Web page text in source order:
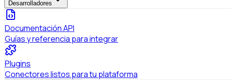
Desarrolladores
Documentación API
Guías y referencia para integrar
Plugins
Conectores listos para tu plataforma